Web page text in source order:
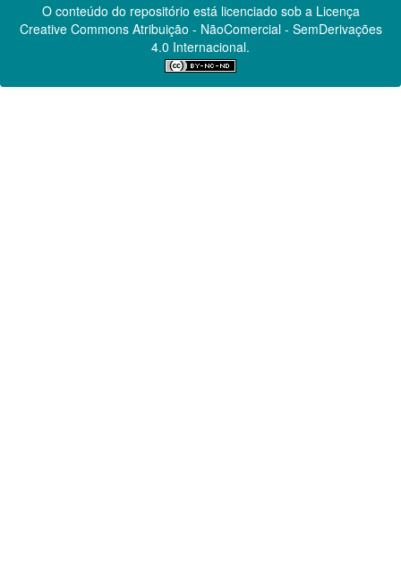
O conteúdo do repositório está licenciado sob a Licença
Creative CommonsAtribuição - NãoComercial - SemDerivações
4.0 Internacional.